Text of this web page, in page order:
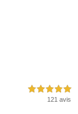
5,0 étoiles sur 5
121 avis